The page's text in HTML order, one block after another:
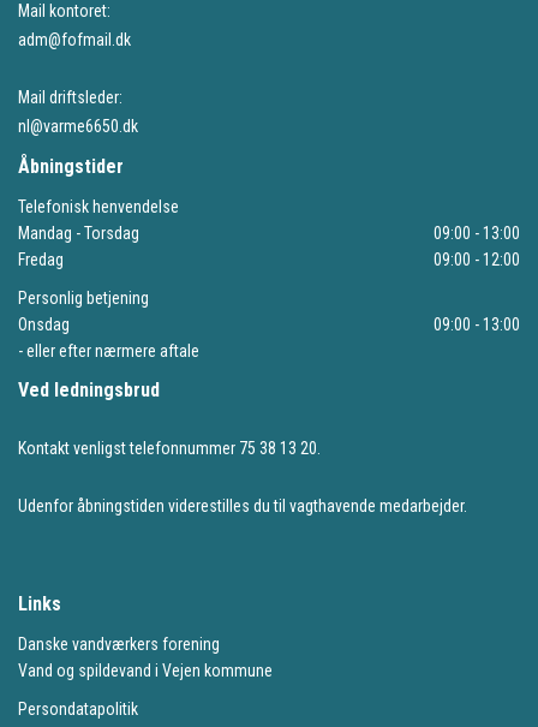
Mail kontoret:
adm@fofmail.dk
Mail driftsleder:
nl@varme6650.dk
Åbningstider
Telefonisk henvendelse
Mandag - Torsdag
09:00 - 13:00
Fredag
09:00 - 12:00
Personlig betjening
Onsdag
09:00 - 13:00
- eller efter nærmere aftale
Ved ledningsbrud
Kontakt venligst telefonnummer 75 38 13 20.
Udenfor åbningstiden viderestilles du til vagthavende medarbejder.
Links
Danske vandværkers forening
Vand og spildevand i Vejen kommune
Persondatapolitik